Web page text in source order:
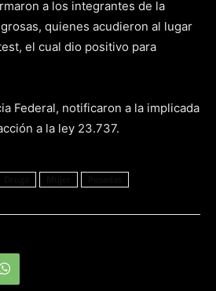
a los integrantes de la
quienes acudieron al lugar
el cual dio positivo para
Federal, notificaron a la implicada
a la ley 23.737.